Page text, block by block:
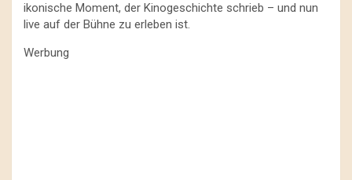
ikonische Moment, der Kinogeschichte schrieb – und nun
live auf der Bühne zu erleben ist.
Werbung